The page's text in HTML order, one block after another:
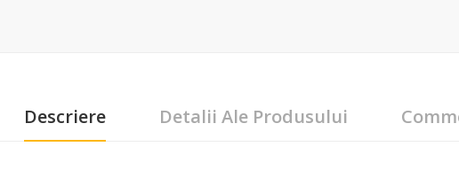
Descriere Detalii Ale Produsului